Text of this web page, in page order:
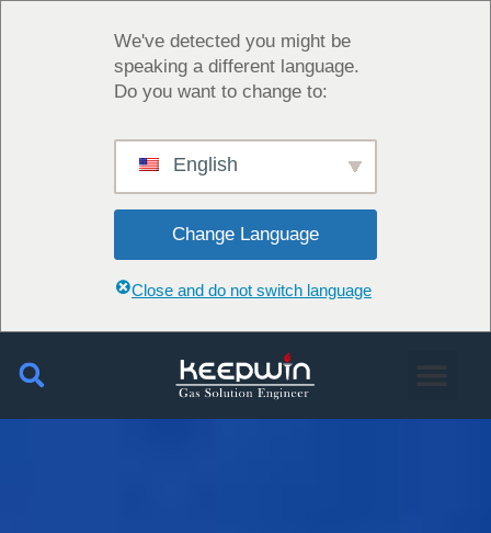
We've detected you might be
speaking a different language.
Do you want to change to:
English
Change Language
Close and do not switch language